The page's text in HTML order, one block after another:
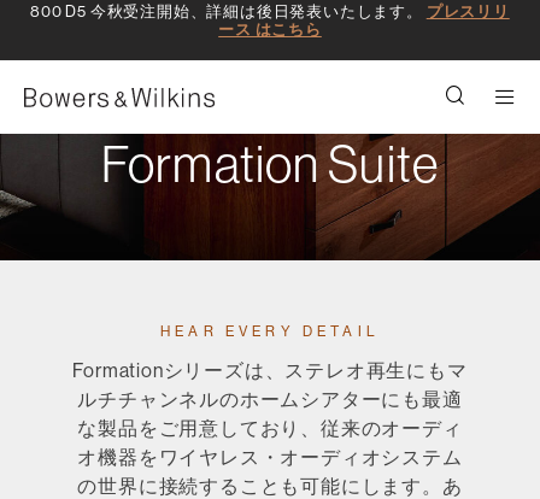
800 D5 今秋受注開始、詳細は後日発表いたします。 プレスリリ
ース はこちら
Formation Suite
HEAR EVERY DETAIL
Formationシリーズは、ステレオ再生にもマ
ルチチャンネルのホームシアターにも最適
な製品をご用意しており、従来のオーディ
オ機器をワイヤレス・オーディオシステム
の世界に接続することも可能にします。あ